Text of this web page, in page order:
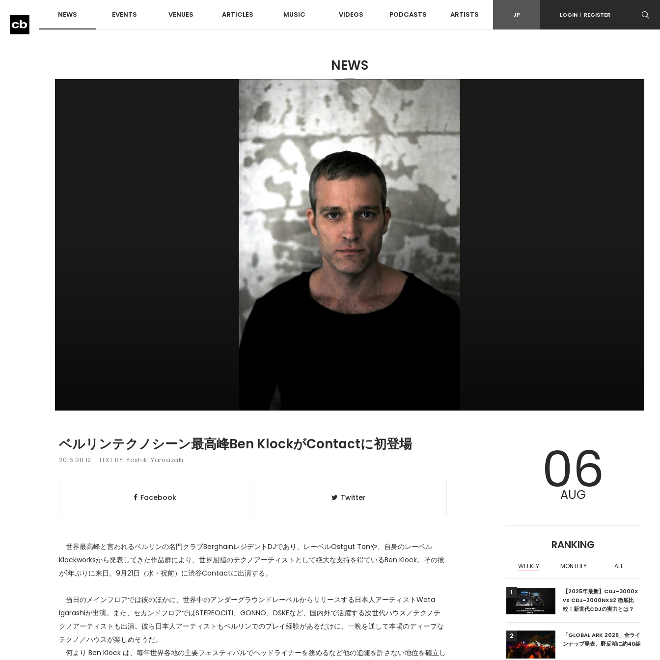
NEWS EVENTS VENUES ARTICLES MUSIC VIDEOS PODCASTS ARTISTS JP LOGIN | REGISTER
NEWS
ベルリンテクノシーン最高峰Ben KlockがContactに初登場
2016.08.12 TEXT BY:Yoshiki Yamazaki
Facebook Twitter
世界最高峰と言われるベルリンの名門クラブBerghainレジデントDJであり、レーベルOstgut Tonや、自身のレーベル
Klockworksから発表してきた作品群により、世界屈指のテクノアーティストとして絶大な支持を得ているBen Klock。その彼
が1年ぶりに来日。9月21日（水・祝前）に渋谷Contactに出演する。
当日のメインフロアでは彼のほかに、世界中のアンダーグラウンドレーベルからリリースする日本人アーティストWata
Igarashiが出演。また、セカンドフロアではSTEREOCiTI、GONNO、DSKEなど、国内外で活躍する次世代ハウス／テクノテ
クノアーティストも出演。彼ら日本人アーティストもベルリンでのプレイ経験があるだけに、一晩を通して本場のディープな
テクノ／ハウスが楽しめそうだ。
何より Ben Klock は、毎年世界各地の主要フェスティバルでヘッドライナーを務めるなど他の追随を許さない地位を確立し
06
AUG
RANKING
WEEKLY MONTHLY ALL
のおすすめクラブ10選【2024
年最新】
1
【2025年最新】CDJ-3000X
vs CDJ-2000NXS2 徹底比
較！新世代CDJの実力とは？
2
「GLOBAL ARK 2026」全ライ
ンナップ発表、野反湖に約40組